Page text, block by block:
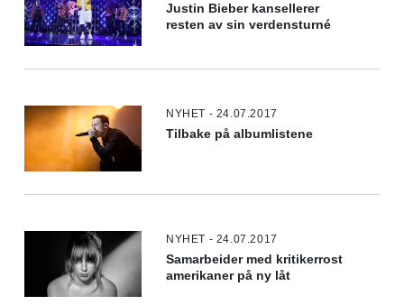
Justin Bieber kansellerer
resten av sin verdensturné
NYHET - 24.07.2017
Tilbake på albumlistene
NYHET - 24.07.2017
Samarbeider med kritikerrost
amerikaner på ny låt